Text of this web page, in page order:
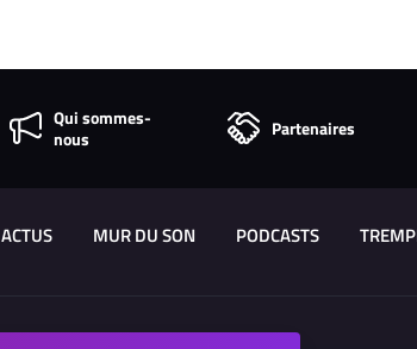
Qui sommes-
nous
Partenaires
ACTUS MUR DU SON PODCASTS